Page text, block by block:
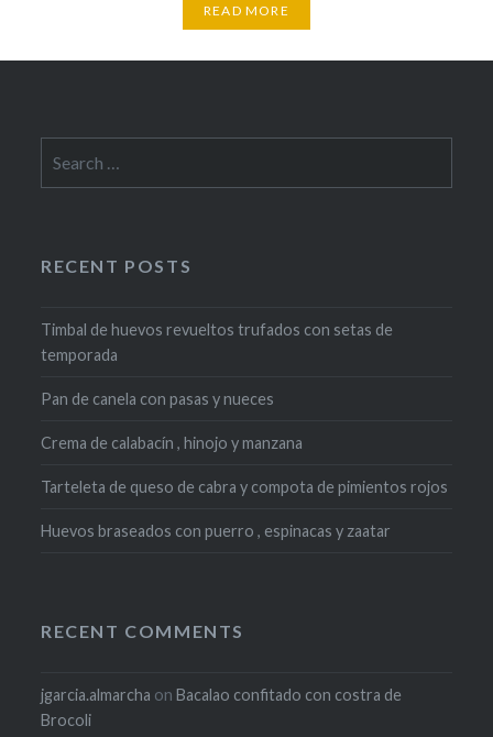
READ MORE
for:
RECENT POSTS
Timbal de huevos revueltos trufados con setas de
temporada
Pan de canela con pasas y nueces
Crema de calabacín , hinojo y manzana
Tarteleta de queso de cabra y compota de pimientos rojos
Huevos braseados con puerro , espinacas y zaatar
RECENT COMMENTS
jgarcia.almarcha onBacalao confitado con costra de
Brocoli